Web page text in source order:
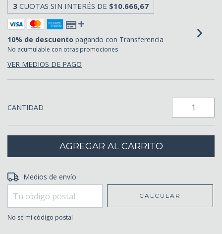
3 CUOTAS SIN INTERÉS DE $10.666,67
10% de descuento pagando con Transferencia
No acumulable con otras promociones
VER MEDIOS DE PAGO
CANTIDAD
Entregas para el CP:
Medios de envío
CALCULAR
No sé mi código postal